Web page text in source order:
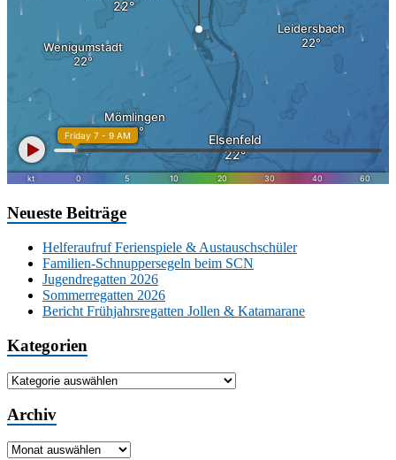
Neueste Beiträge
Helferaufruf Ferienspiele & Austauschschüler
Familien-Schnuppersegeln beim SCN
Jugendregatten 2026
Sommerregatten 2026
Bericht Frühjahrsregatten Jollen & Katamarane
Kategorien
Kategorien
Archiv
Archiv